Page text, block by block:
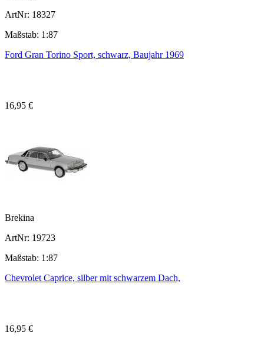
ArtNr: 18327
Maßstab: 1:87
Ford Gran Torino Sport, schwarz, Baujahr 1969
16,95 €
Brekina
ArtNr: 19723
Maßstab: 1:87
Chevrolet Caprice, silber mit schwarzem Dach,
16,95 €